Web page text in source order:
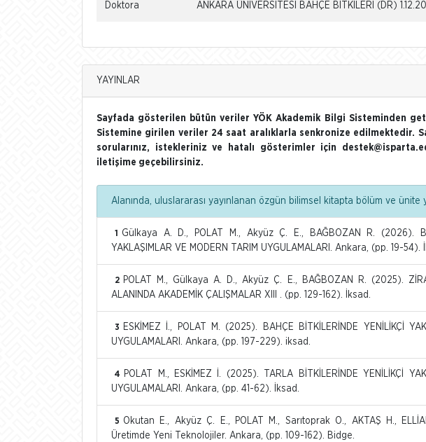
Doktora ANKARA ÜNİVERSİTESİ BAHÇE BİTKİLERİ (DR)
YAYINLAR
Sayfada gösterilen bütün veriler YÖK Akademik Bilgi Sisteminden
Sistemine girilen veriler 24 saat aralıklarla senkronize edilmektedir.
sorularınız, istekleriniz ve hatalı gösterimler için
iletişime geçebilirsiniz.
Alanında, uluslararası yayınlanan özgün bilimsel kitapta bölüm ve ünite
1
Gülkaya A. D., POLAT M., Akyüz Ç. E., BAĞBOZAN R. (2026).
YAKLAŞIMLAR VE MODERN TARIM UYGULAMALARI. Ankara, (pp. 19-54).
2 POLAT M., Gülkaya A. D., Akyüz Ç. E., BAĞBOZAN R. (2025).
ALANINDA AKADEMİK ÇALIŞMALAR XIII . (pp. 129-162). İksad.
3
ESKİMEZ İ., POLAT M. (2025). BAHÇE BİTKİLERİNDE YENİLİKÇİ
UYGULAMALARI. Ankara, (pp. 197-229). iksad.
4
POLAT M., ESKİMEZ İ. (2025). TARLA BİTKİLERİNDE YENİLİKÇİ
UYGULAMALARI. Ankara, (pp. 41-62). İksad.
5 Okutan E., Akyüz Ç. E., POLAT M., Sarıtoprak O., AKTAŞ H.,
Üretimde Yeni Teknolojiler. Ankara, (pp. 109-162). Bidge.